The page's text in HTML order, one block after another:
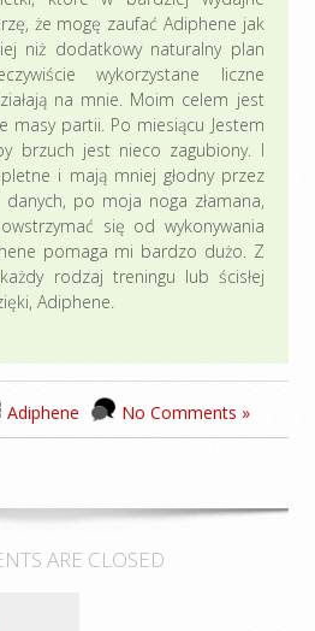
że mogę zaufać Adiphene jak
niż dodatkowy naturalny plan
wykorzystane liczne
na mnie. Moim celem jest
masy partii. Po miesiącu Jestem
brzuch jest nieco zagubiony. I
i mają mniej głodny przez
danych, po moja noga złamana,
się od wykonywania
pomaga mi bardzo dużo. Z
rodzaj treningu lub ścisłej
Adiphene.
Adiphene No Comments »
ARE CLOSED